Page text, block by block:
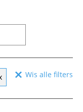
Wis alle filters